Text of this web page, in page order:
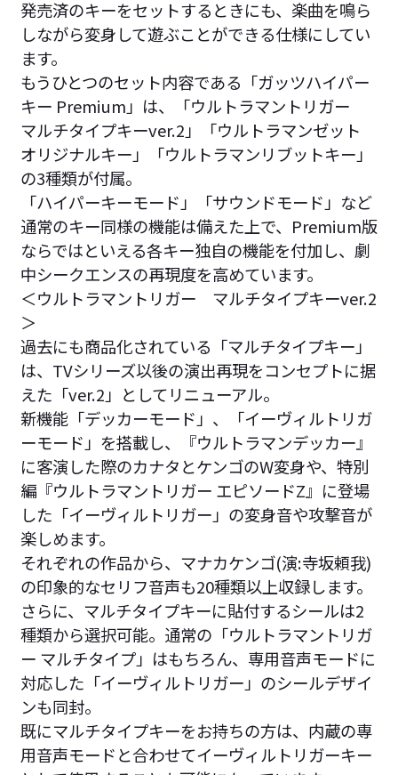
発売済のキーをセットするときにも、楽曲を鳴ら
しながら変身して遊ぶことができる仕様にしてい
ます。
もうひとつのセット内容である「ガッツハイパー
キー Premium」は、「ウルトラマントリガー
マルチタイプキーver.2」「ウルトラマンゼット
オリジナルキー」「ウルトラマンリブットキー」
の3種類が付属。
「ハイパーキーモード」「サウンドモード」など
通常のキー同様の機能は備えた上で、Premium版
ならではといえる各キー独自の機能を付加し、劇
中シークエンスの再現度を高めています。
＜ウルトラマントリガー マルチタイプキーver.2
＞
過去にも商品化されている「マルチタイプキー」
は、TVシリーズ以後の演出再現をコンセプトに据
えた「ver.2」としてリニューアル。
新機能「デッカーモード」、「イーヴィルトリガ
ーモード」を搭載し、『ウルトラマンデッカー』
に客演した際のカナタとケンゴのW変身や、特別
編『ウルトラマントリガー エピソードZ』に登場
した「イーヴィルトリガー」の変身音や攻撃音が
楽しめます。
それぞれの作品から、マナカケンゴ(演:寺坂頼我)
の印象的なセリフ音声も20種類以上収録します。
さらに、マルチタイプキーに貼付するシールは2
種類から選択可能。通常の「ウルトラマントリガ
ー マルチタイプ」はもちろん、専用音声モードに
対応した「イーヴィルトリガー」のシールデザイ
ンも同封。
既にマルチタイプキーをお持ちの方は、内蔵の専
用音声モードと合わせてイーヴィルトリガーキー